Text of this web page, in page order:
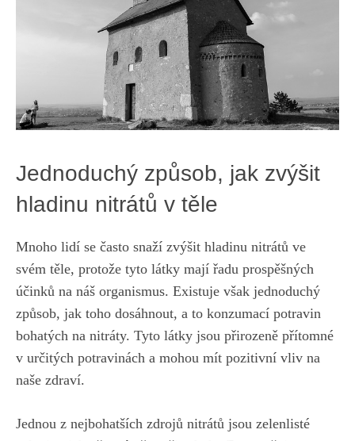
Jednoduchý způsob, jak zvýšit
hladinu ⁤nitrátů v těle
Mnoho ‌lidí se často snaží⁤ zvýšit⁣ hladinu nitrátů ve
svém ‌těle, protože ⁣tyto látky ​mají řadu prospěšných
účinků na náš organismus. Existuje ⁣však jednoduchý
způsob, ⁢jak toho dosáhnout, a‍ to konzumací potravin
bohatých na ‌nitráty.​ Tyto látky jsou přirozeně přítomné​
v určitých⁢ potravinách a mohou mít‍ pozitivní ‌vliv na
naše zdraví.
Jednou ​z ⁣nejbohatších zdrojů nitrátů jsou zelenlisté